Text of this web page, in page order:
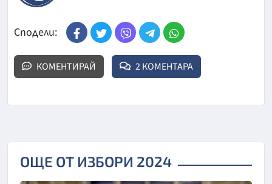
Сподели:
КОМЕНТИРАЙ 2 КОМЕНТАРА
ОЩЕ ОТ ИЗБОРИ 2024